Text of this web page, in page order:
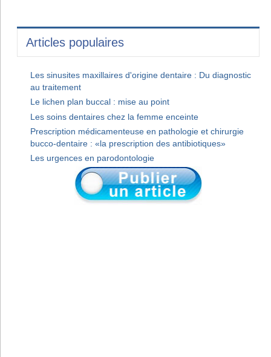
Articles populaires
Les sinusites maxillaires d'origine dentaire : Du diagnostic
au traitement
Le lichen plan buccal : mise au point
Les soins dentaires chez la femme enceinte
Prescription médicamenteuse en pathologie et chirurgie
bucco-dentaire : «la prescription des antibiotiques»
Les urgences en parodontologie